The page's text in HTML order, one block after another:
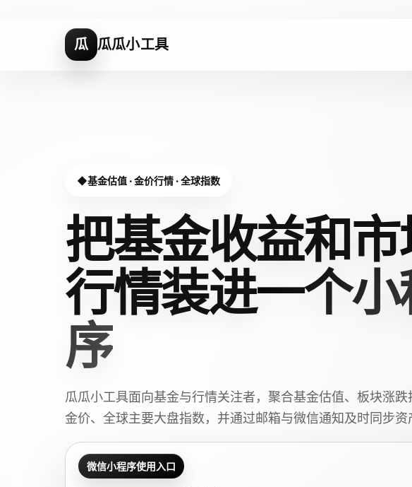
瓜 瓜瓜小工具
基金估值 · 金价行情 · 全球指数
把基金收益和市
行情装进一个小
序
瓜瓜小工具面向基金与行情关注者，聚合基金估值、板块涨跌
金价、全球主要大盘指数，并通过邮箱与微信通知及时同步资
微信小程序使用入口